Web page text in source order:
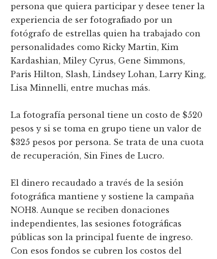
persona que quiera participar y desee tener la
experiencia de ser fotografiado por un
fotógrafo de estrellas quien ha trabajado con
personalidades como Ricky Martin, Kim
Kardashian, Miley Cyrus, Gene Simmons,
Paris Hilton, Slash, Lindsey Lohan, Larry King,
Lisa Minnelli, entre muchas más.
La fotografía personal tiene un costo de $520
pesos y si se toma en grupo tiene un valor de
$325 pesos por persona. Se trata de una cuota
de recuperación, Sin Fines de Lucro.
El dinero recaudado a través de la sesión
fotográfica mantiene y sostiene la campaña
NOH8. Aunque se reciben donaciones
independientes, las sesiones fotográficas
públicas son la principal fuente de ingreso.
Con esos fondos se cubren los costos del